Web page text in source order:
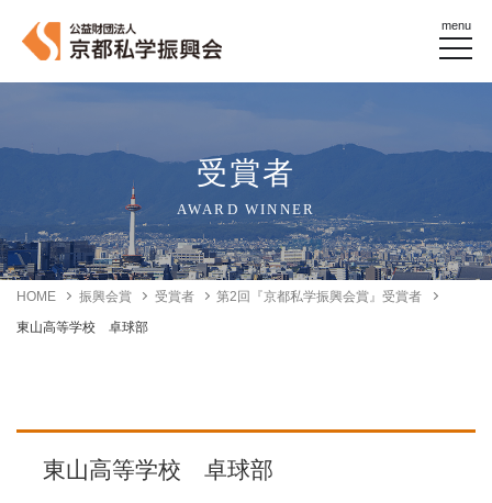
menu
受賞者
AWARD WINNER
HOME 振興会賞 受賞者
第2回『京都私学振興会賞』受賞者
東山高等学校 卓球部
東山高等学校 卓球部